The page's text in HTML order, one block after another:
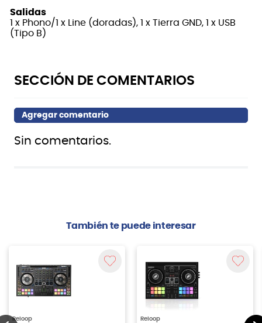
Salidas
1 x Phono/1 x Line (doradas), 1 x Tierra GND, 1 x USB
(Tipo B)
Sin comentarios.
También te puede interesar
Reloop Reloop